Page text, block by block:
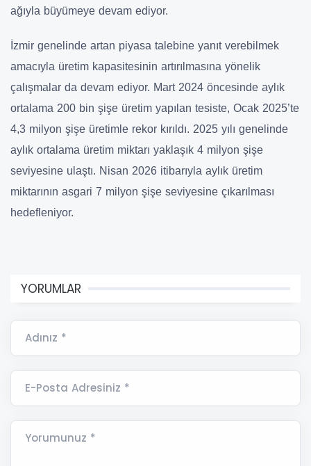
ağıyla büyümeye devam ediyor.
İzmir genelinde artan piyasa talebine yanıt verebilmek
amacıyla üretim kapasitesinin artırılmasına yönelik
çalışmalar da devam ediyor. Mart 2024 öncesinde aylık
ortalama 200 bin şişe üretim yapılan tesiste, Ocak 2025’te
4,3 milyon şişe üretimle rekor kırıldı. 2025 yılı genelinde
aylık ortalama üretim miktarı yaklaşık 4 milyon şişe
seviyesine ulaştı. Nisan 2026 itibarıyla aylık üretim
miktarının asgari 7 milyon şişe seviyesine çıkarılması
hedefleniyor.
YORUMLAR
Adınız *
E-Posta Adresiniz *
Yorumunuz *